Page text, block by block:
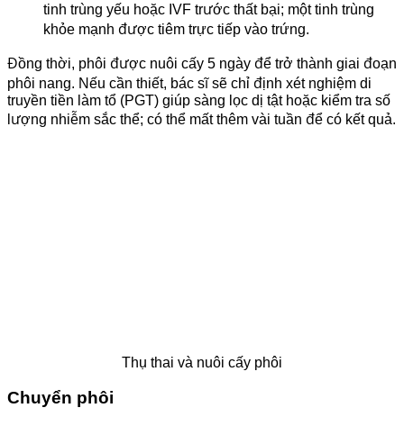
tinh trùng yếu hoặc IVF trước thất bại; một tinh trùng
khỏe mạnh được tiêm trực tiếp vào trứng.
Đồng thời, phôi được nuôi cấy 5 ngày để trở thành giai đoạn
phôi nang. Nếu cần thiết, bác sĩ sẽ chỉ định xét nghiệm di
truyền tiền làm tổ (PGT) giúp sàng lọc dị tật hoặc kiểm tra số
lượng nhiễm sắc thể; có thể mất thêm vài tuần để có kết quả.
Thụ thai và nuôi cấy phôi
Chuyển phôi